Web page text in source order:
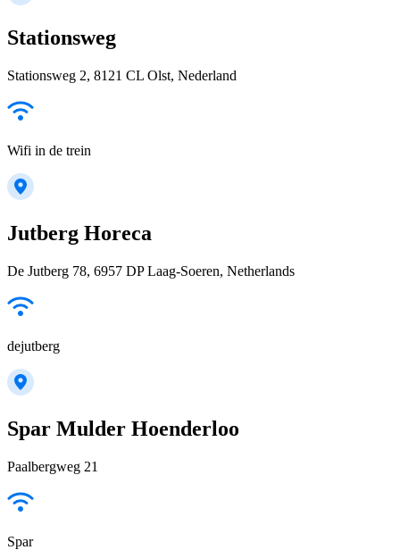
Stationsweg
Stationsweg 2, 8121 CL Olst, Nederland
Wifi in de trein
Jutberg Horeca
De Jutberg 78, 6957 DP Laag-Soeren, Netherlands
dejutberg
Spar Mulder Hoenderloo
Paalbergweg 21
Spar